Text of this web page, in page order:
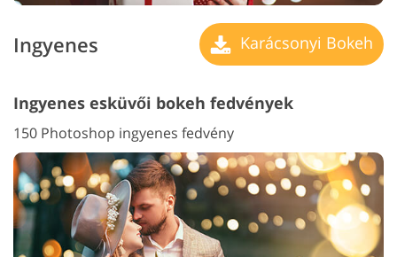
Ingyenes Karácsonyi Bokeh
Ingyenes esküvői bokeh fedvények
150 Photoshop ingyenes fedvény